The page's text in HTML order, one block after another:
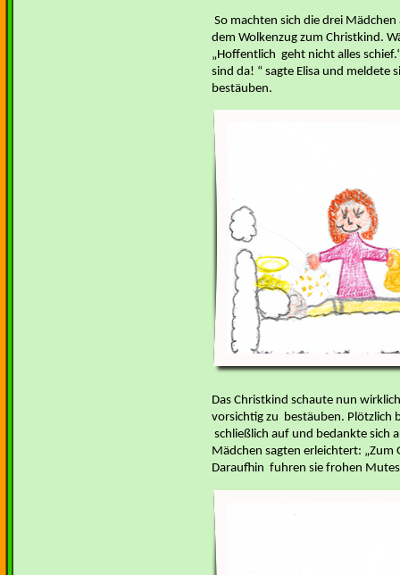
So machten sich die drei
dem Wolkenzug zum Christkind.
Hoffentlich geht nicht alles
sind da! “ sagte Elisa und meldete
bestäuben.
Das Christkind schaute nun
vorsichtig zu bestäuben. Plötzlich
schließlich auf und bedankte sich
Mädchen sagten erleichtert: „Zum
Daraufhin fuhren sie frohen